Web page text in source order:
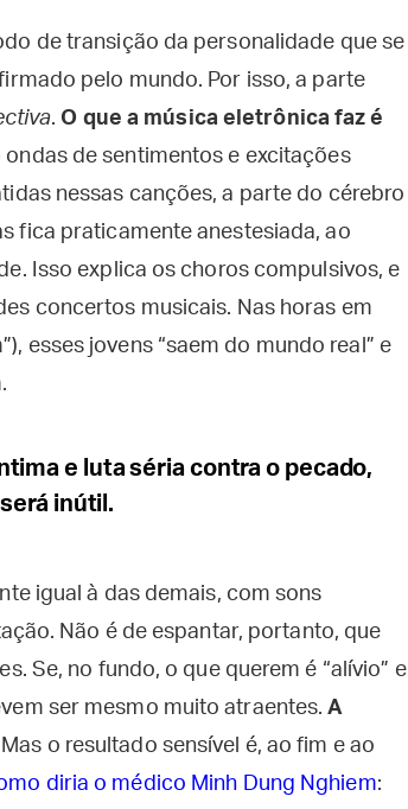
de transição da personalidade que se
pelo mundo. Por isso, a parte
. O que a música eletrônica faz é
ondas de sentimentos e excitações
nessas canções, a parte do cérebro
fica praticamente anestesiada, ao
Isso explica os choros compulsivos, e
concertos musicais. Nas horas em
esses jovens “saem do mundo real” e
e luta séria contra o pecado,
inútil.
igual à das demais, com sons
Não é de espantar, portanto, que
Se, no fundo, o que querem é “alívio” e
ser mesmo muito atraentes.A
Mas o resultado sensível é, ao fim e ao
diria o médico Minh Dung Nghiem: